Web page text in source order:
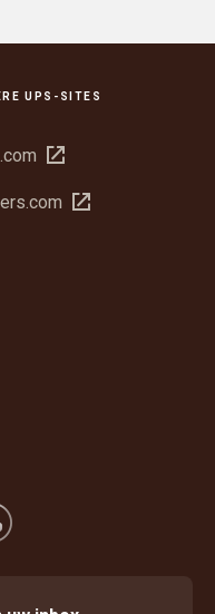
UPS-SITES
Opent
een Opent